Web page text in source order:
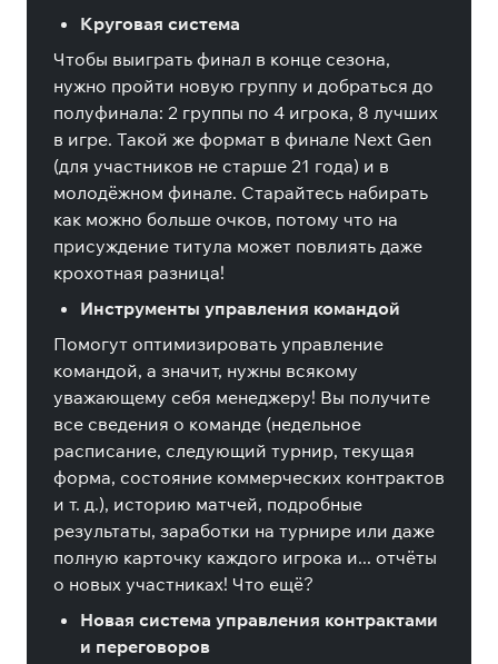
Круговая система
Чтобы выиграть финал в конце сезона,
нужно пройти новую группу и добраться до
полуфинала: 2 группы по 4 игрока, 8 лучших
в игре. Такой же формат в финале Next Gen
(для участников не старше 21 года) и в
молодёжном финале. Старайтесь набирать
как можно больше очков, потому что на
присуждение титула может повлиять даже
крохотная разница!
Инструменты управления командой
Помогут оптимизировать управление
командой, а значит, нужны всякому
уважающему себя менеджеру! Вы получите
все сведения о команде (недельное
расписание, следующий турнир, текущая
форма, состояние коммерческих контрактов
и т. д.), историю матчей, подробные
результаты, заработки на турнире или даже
полную карточку каждого игрока и... отчёты
о новых участниках! Что ещё?
Новая система управления контрактами
и переговоров